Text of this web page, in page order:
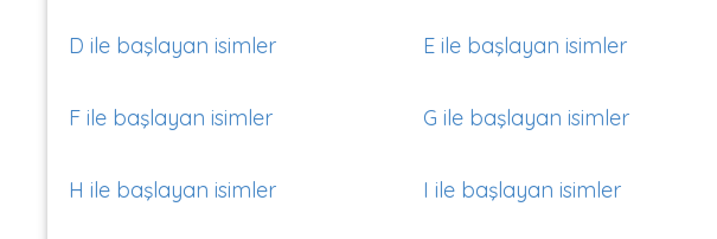
D ile başlayan isimler E ile başlayan isimler
F ile başlayan isimler G ile başlayan isimler
H ile başlayan isimler I ile başlayan isimler